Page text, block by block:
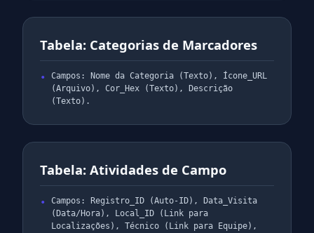
Tabela: Categorias de Marcadores
Campos: Nome da Categoria (Texto), Ícone_URL
(Arquivo), Cor_Hex (Texto), Descrição
(Texto).
Tabela: Atividades de Campo
Campos: Registro_ID (Auto-ID), Data_Visita
(Data/Hora), Local_ID (Link para
Localizações), Técnico (Link para Equipe),